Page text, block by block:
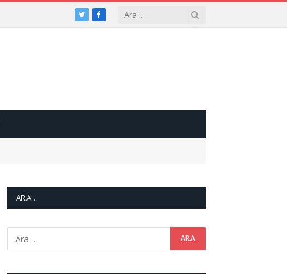
TwitterFacebook
ARA…